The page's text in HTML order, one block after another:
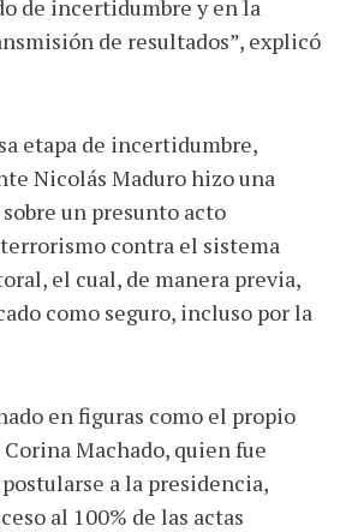
de incertidumbre y en la
de resultados”, explicó
etapa de incertidumbre,
Nicolás Maduro hizo una
un presunto acto
contra el sistema
el cual, de manera previa,
como seguro, incluso por la
en figuras como el propio
Machado, quien fue
a la presidencia,
al 100% de las actas